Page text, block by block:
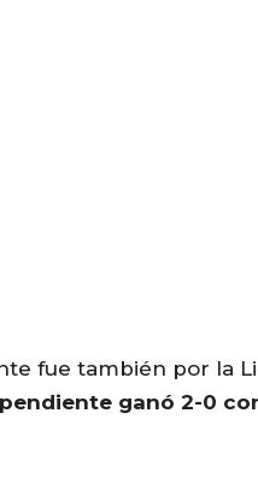
fue también por la
ganó 2-0